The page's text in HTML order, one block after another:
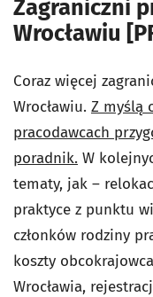
Zagraniczni
Wrocławiu
Coraz więcej
Wrocławiu. Z myślą
pracodawcach
poradnik. W
tematy, jak –
praktyce z punktu
członków rodziny
koszty
Wrocławia,